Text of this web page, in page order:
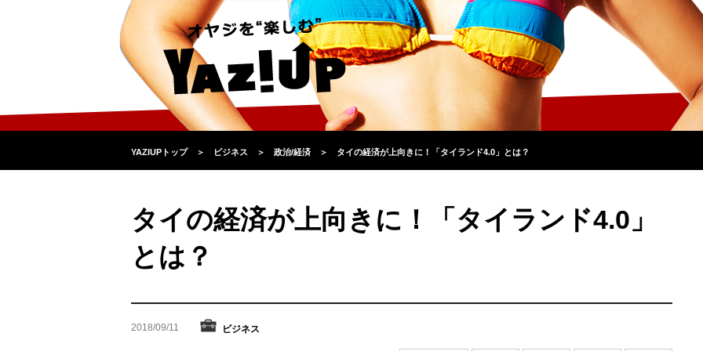
YAZIUPトップ ＞ ビジネス ＞ 政治/経済 ＞ タイの経済が上向きに！「タイランド4.0」とは？
タイの経済が上向きに！「タイランド4.0」
とは？
2018/09/11 ビジネス